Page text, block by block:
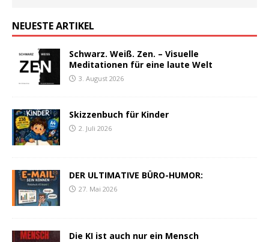
NEUESTE ARTIKEL
Schwarz. Weiß. Zen. – Visuelle
Meditationen für eine laute Welt
3. August 2026
Skizzenbuch für Kinder
2. Juli 2026
DER ULTIMATIVE BÜRO-HUMOR:
27. Mai 2026
Die KI ist auch nur ein Mensch